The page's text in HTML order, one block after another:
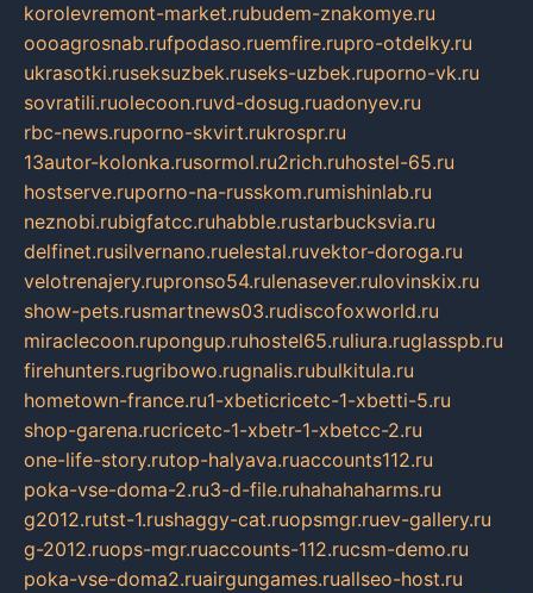
korolevremont-market.rubudem-znakomye.ru
oooagrosnab.rufpodaso.ruemfire.rupro-otdelky.ru
ukrasotki.ruseksuzbek.ruseks-uzbek.ruporno-vk.ru
sovratili.ruolecoon.ruvd-dosug.ruadonyev.ru
rbc-news.ruporno-skvirt.rukrospr.ru
13autor-kolonka.rusormol.ru2rich.ruhostel-65.ru
hostserve.ruporno-na-russkom.rumishinlab.ru
neznobi.rubigfatcc.ruhabble.rustarbucksvia.ru
delfinet.rusilvernano.ruelestal.ruvektor-doroga.ru
velotrenajery.rupronso54.rulenasever.rulovinskix.ru
show-pets.rusmartnews03.rudiscofoxworld.ru
miraclecoon.rupongup.ruhostel65.ruliura.ruglasspb.ru
firehunters.rugribowo.rugnalis.rubulkitula.ru
hometown-france.ru1-xbeticricetc-1-xbetti-5.ru
shop-garena.rucricetc-1-xbetr-1-xbetcc-2.ru
one-life-story.rutop-halyava.ruaccounts112.ru
poka-vse-doma-2.ru3-d-file.ruhahahaharms.ru
g2012.rutst-1.rushaggy-cat.ruopsmgr.ruev-gallery.ru
g-2012.ruops-mgr.ruaccounts-112.rucsm-demo.ru
poka-vse-doma2.ruairgungames.ruallseo-host.ru